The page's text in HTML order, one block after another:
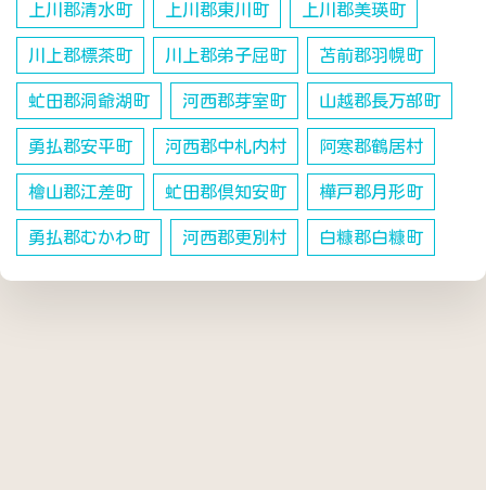
上川郡清水町 上川郡東川町 上川郡美瑛町
川上郡標茶町 川上郡弟子屈町 苫前郡羽幌町
虻田郡洞爺湖町 河西郡芽室町 山越郡長万部町
勇払郡安平町 河西郡中札内村 阿寒郡鶴居村
檜山郡江差町 虻田郡倶知安町 樺戸郡月形町
勇払郡むかわ町 河西郡更別村 白糠郡白糠町